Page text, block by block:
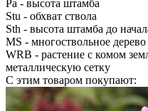
Pa - высота штамба
Stu - обхват ствола
Sth - высота штамба до
MS - многоствольное дерево
WRB - растение с комом
металлическую сетку
С этим товаром покупают: